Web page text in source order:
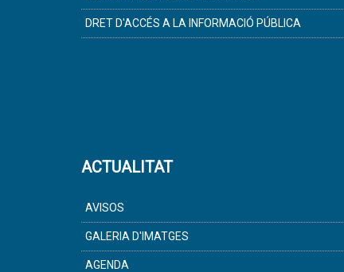
DRET D'ACCÉS A LA INFORMACIÓ PÚBLICA
ACTUALITAT
AVISOS
GALERIA D'IMATGES
AGENDA